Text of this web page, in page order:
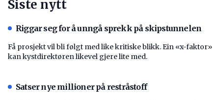
Siste nytt
Riggar seg for å unngå sprekk på skipstunnelen
Få prosjekt vil bli følgt med like kritiske blikk. Ein «x-faktor»
kan kystdirektøren likevel gjere lite med.
Satser nye millioner på restråstoff